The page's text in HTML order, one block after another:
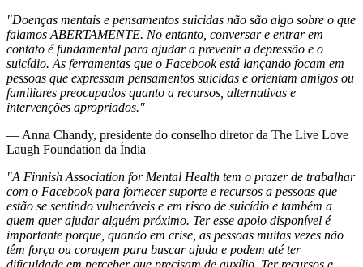
"Doenças mentais e pensamentos suicidas não são algo sobre o que
falamos ABERTAMENTE. No entanto, conversar e entrar em
contato é fundamental para ajudar a prevenir a depressão e o
suicídio. As ferramentas que o Facebook está lançando focam em
pessoas que expressam pensamentos suicidas e orientam amigos ou
familiares preocupados quanto a recursos, alternativas e
intervenções apropriados."
— Anna Chandy, presidente do conselho diretor da The Live Love
Laugh Foundation da Índia
"A Finnish Association for Mental Health tem o prazer de trabalhar
com o Facebook para fornecer suporte e recursos a pessoas que
estão se sentindo vulneráveis e em risco de suicídio e também a
quem quer ajudar alguém próximo. Ter esse apoio disponível é
importante porque, quando em crise, as pessoas muitas vezes não
têm força ou coragem para buscar ajuda e podem até ter
dificuldade em perceber que precisam de auxílio. Ter recursos e